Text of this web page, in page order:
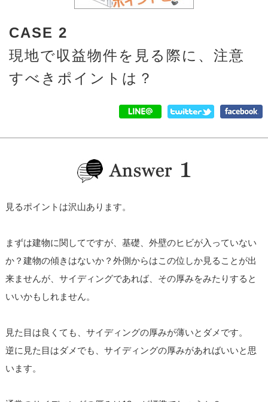
CASE 2
現地で収益物件を見る際に、注意
すべきポイントは？
見るポイントは沢山あります。
まずは建物に関してですが、基礎、外壁のヒビが入っていない
か？建物の傾きはないか？外側からはこの位しか見ることが出
来ませんが、サイディングであれば、その厚みをみたりすると
いいかもしれません。
見た目は良くても、サイディングの厚みが薄いとダメです。
逆に見た目はダメでも、サイディングの厚みがあればいいと思
います。